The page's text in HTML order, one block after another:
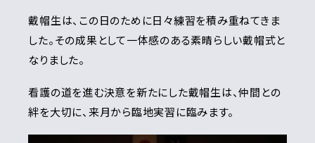
戴帽生は、この日のために日々練習を積み重ねてきま
した。その成果として一体感のある素晴らしい戴帽式と
なりました。
看護の道を進む決意を新たにした戴帽生は、仲間との
絆を大切に、来月から臨地実習に臨みます。